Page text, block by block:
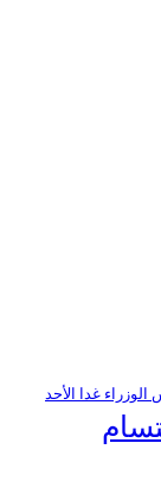
غدا الأحد